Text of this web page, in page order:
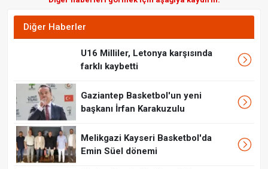
Diğer Haberler
U16 Milliler, Letonya karşısında
farklı kaybetti
Gaziantep Basketbol'un yeni
başkanı İrfan Karakuzulu
Melikgazi Kayseri Basketbol'da
Emin Süel dönemi